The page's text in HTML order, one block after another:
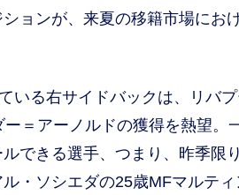
ョンが、来夏の移籍市場にお
いる右サイドバックは、リバ
＝アーノルドの獲得を熱望。
できる選手、つまり、昨季限り
・ソシエダの25歳MFマルティ